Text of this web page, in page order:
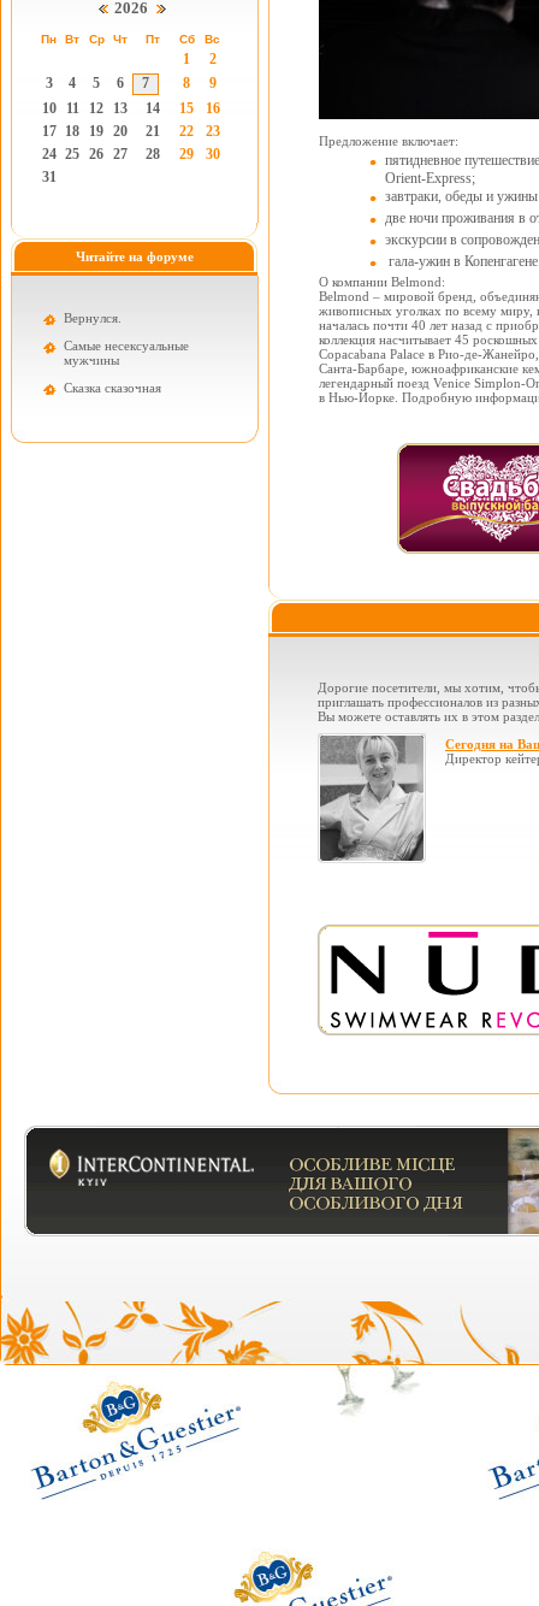
2026
Пн Вт Ср Чт Пт Сб Вс
1
2
3
4 5 6 7 8
9
10
11 12 13 14 15
16
17 18 19 20 21 22
23
24 25 26 27 28 29
30
31
Читайте на форуме
Вернулся.
Самые несексуальные
мужчины
Cказка сказочная
Предложение включает:
пятидневное
Orient-Express;
завтраки, обеды и
две ночи проживания в
экскурсии в
гала-ужин в
О компании Belmond:
Belmond – мировой бренд,
живописных уголках по всему миру,
началась почти 40 лет назад с
коллекция насчитывает 45
Copacabana Palace в Рио-де-
Санта-Барбаре, южноафриканские
легендарный поезд Venice Simplon-
в Нью-Йорке. Подробную
Дорогие посетители, мы хотим,
приглашать профессионалов из
Вы можете оставлять их в этом
Сегодня на
Директор